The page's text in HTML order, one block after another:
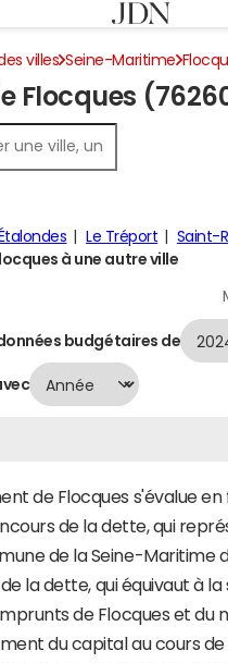
villes Seine-Maritime
2024
Flocques
Étalondes Le Tréport
Saint-
à une autre ville
budgétaires de
de Flocques s'évalue
de la dette, qui
de la Seine-Maritime
la dette, qui équivaut à la
de Flocques et du
du capital au cours de